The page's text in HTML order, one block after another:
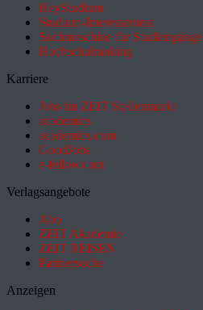
HeyStudium
Studium-Interessentest
Suchmaschine für Studiengänge
Hochschulranking
Karriere
Jobs im ZEIT Stellenmarkt
academics
academics.com
GoodJobs
e-fellows.net
Verlagsangebote
Abo
ZEIT Akademie
ZEIT REISEN
Partnersuche
Anzeigen